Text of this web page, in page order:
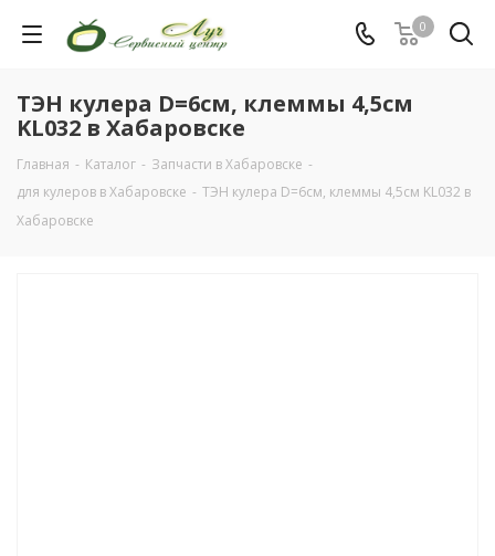
0
ТЭН кулера D=6см, клеммы 4,5см
KL032 в Хабаровске
Главная - Каталог - Запчасти в Хабаровске -
для кулеров в Хабаровске - ТЭН кулера D=6см, клеммы 4,5см KL032 в
Хабаровске